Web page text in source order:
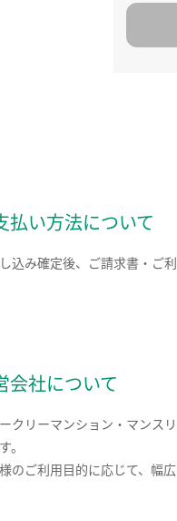
払い方法について
込み確定後、ご請求書・ご
会社について
クリーマンション・マンス
。
のご利用目的に応じて、幅